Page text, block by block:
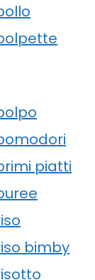
piatti
bimby